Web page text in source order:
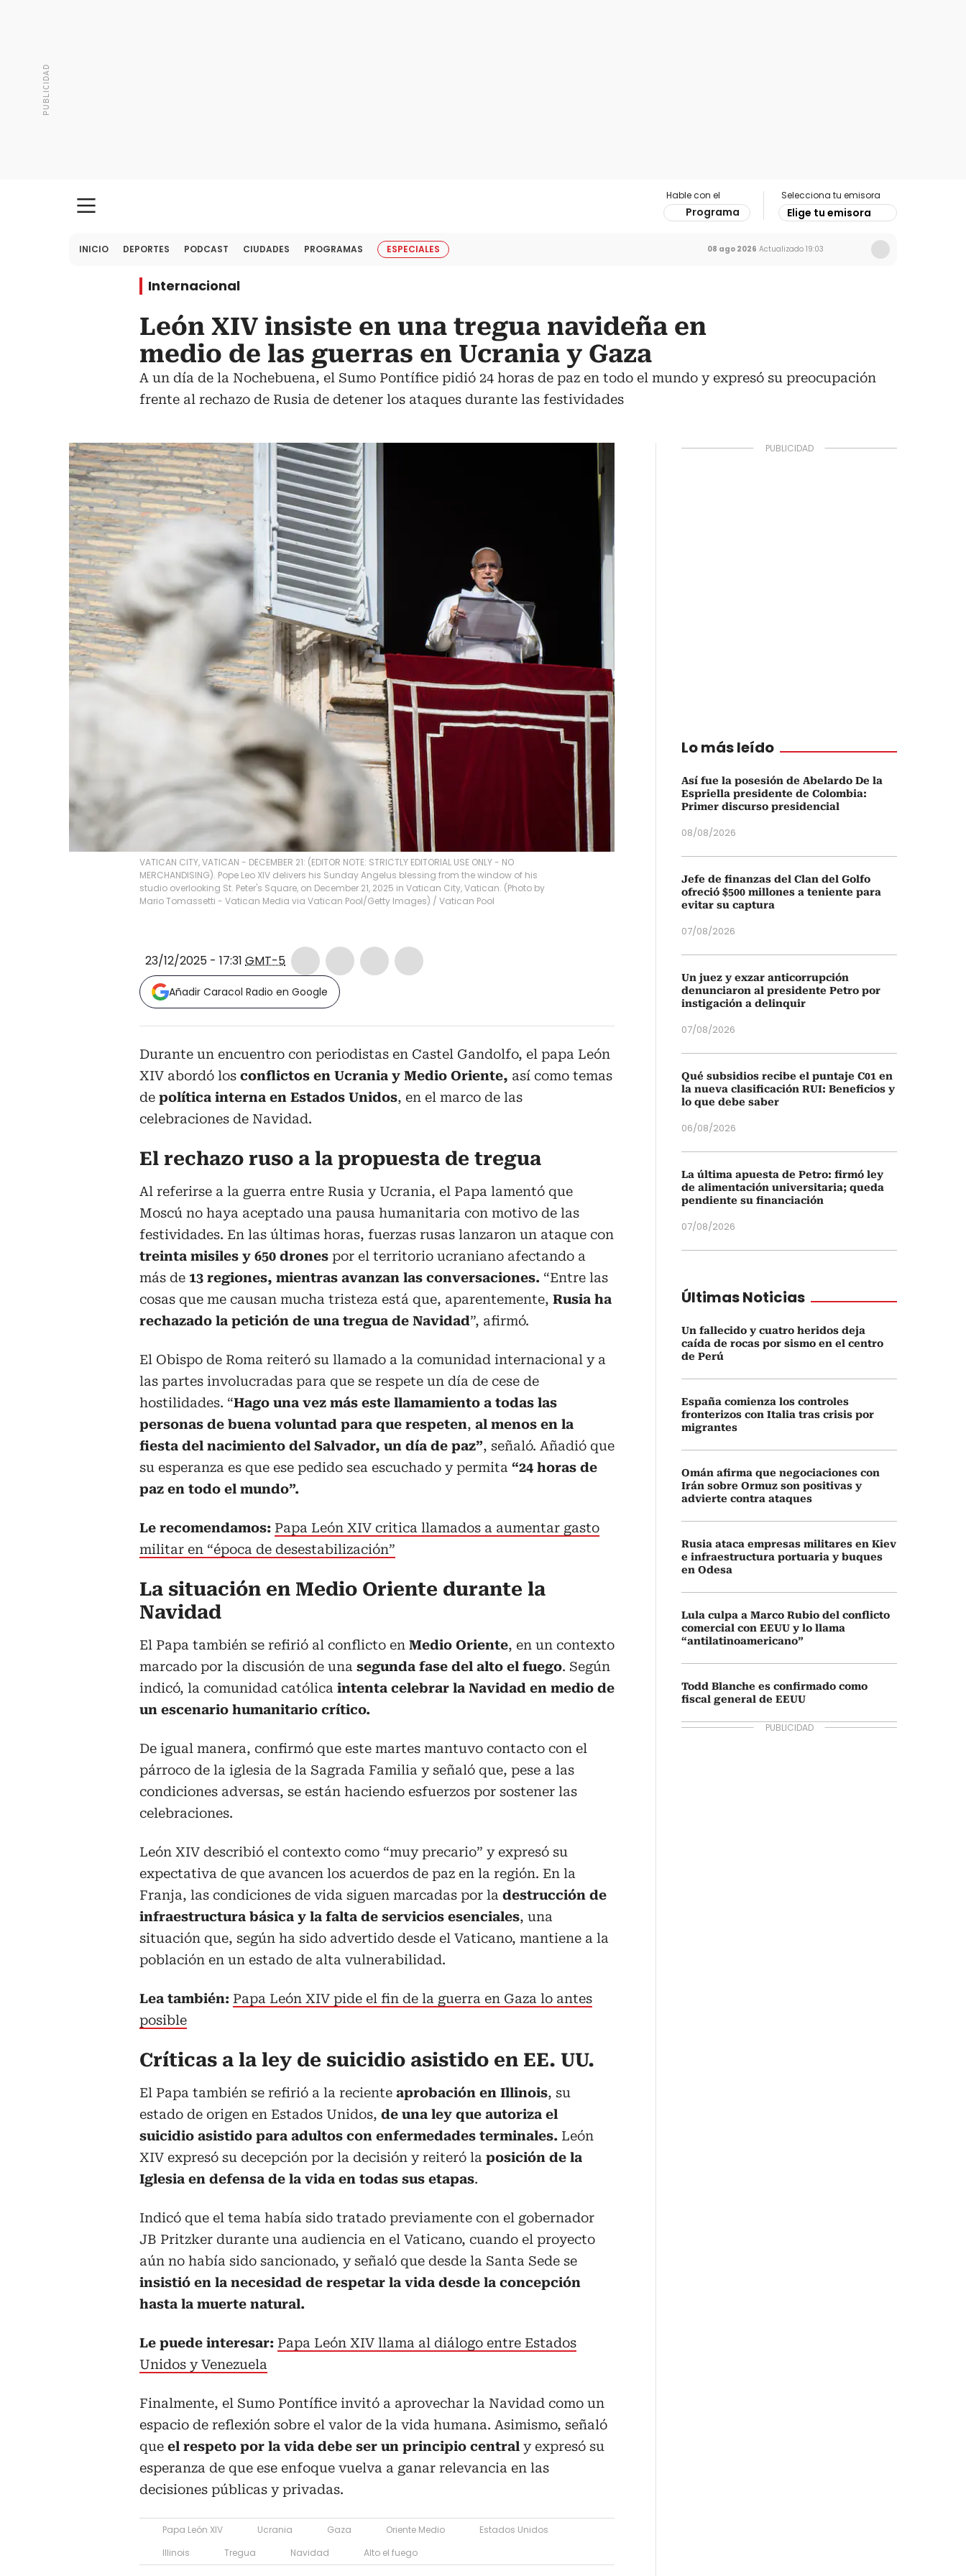
Hable con el
Programa
Selecciona tu emisora
Elige tu emisora
INICIO DEPORTES PODCAST CIUDADES PROGRAMAS ESPECIALES 08 ago 2026 Actualizado 19:03
Internacional
León XIV insiste en una tregua navideña en
medio de las guerras en Ucrania y Gaza
A un día de la Nochebuena, el Sumo Pontífice pidió 24 horas de paz en todo el mundo y expresó su preocupación
frente al rechazo de Rusia de detener los ataques durante las festividades
VATICAN CITY, VATICAN - DECEMBER 21: (EDITOR NOTE: STRICTLY EDITORIAL USE ONLY - NO
MERCHANDISING). Pope Leo XIV delivers his Sunday Angelus blessing from the window of his
studio overlooking St. Peter's Square, on December 21, 2025 in Vatican City, Vatican. (Photo by
Mario Tomassetti - Vatican Media via Vatican Pool/Getty Images) / Vatican Pool
23/12/2025 - 17:31 GMT-5
Añadir Caracol Radio en Google
Durante un encuentro con periodistas en Castel Gandolfo, el papa León
XIV abordó los conflictos en Ucrania y Medio Oriente, así como temas
de política interna en Estados Unidos, en el marco de las
celebraciones de Navidad.
El rechazo ruso a la propuesta de tregua
Al referirse a la guerra entre Rusia y Ucrania, el Papa lamentó que
Moscú no haya aceptado una pausa humanitaria con motivo de las
festividades. En las últimas horas, fuerzas rusas lanzaron un ataque con
treinta misiles y 650 drones por el territorio ucraniano afectando a
más de 13 regiones, mientras avanzan las conversaciones. “Entre las
cosas que me causan mucha tristeza está que, aparentemente, Rusia ha
rechazado la petición de una tregua de Navidad”, afirmó.
El Obispo de Roma reiteró su llamado a la comunidad internacional y a
las partes involucradas para que se respete un día de cese de
hostilidades. “Hago una vez más este llamamiento a todas las
personas de buena voluntad para que respeten, al menos en la
fiesta del nacimiento del Salvador, un día de paz”, señaló. Añadió que
su esperanza es que ese pedido sea escuchado y permita “24 horas de
paz en todo el mundo”.
Le recomendamos: Papa León XIV critica llamados a aumentar gasto
militar en “época de desestabilización”
La situación en Medio Oriente durante la
Navidad
El Papa también se refirió al conflicto en Medio Oriente, en un contexto
marcado por la discusión de una segunda fase del alto el fuego. Según
indicó, la comunidad católica intenta celebrar la Navidad en medio de
un escenario humanitario crítico.
De igual manera, confirmó que este martes mantuvo contacto con el
párroco de la iglesia de la Sagrada Familia y señaló que, pese a las
condiciones adversas, se están haciendo esfuerzos por sostener las
celebraciones.
León XIV describió el contexto como “muy precario” y expresó su
expectativa de que avancen los acuerdos de paz en la región. En la
Franja, las condiciones de vida siguen marcadas por la destrucción de
infraestructura básica y la falta de servicios esenciales, una
situación que, según ha sido advertido desde el Vaticano, mantiene a la
población en un estado de alta vulnerabilidad.
Lea también: Papa León XIV pide el fin de la guerra en Gaza lo antes
posible
Críticas a la ley de suicidio asistido en EE. UU.
El Papa también se refirió a la reciente aprobación en Illinois, su
estado de origen en Estados Unidos, de una ley que autoriza el
suicidio asistido para adultos con enfermedades terminales. León
XIV expresó su decepción por la decisión y reiteró la posición de la
Iglesia en defensa de la vida en todas sus etapas.
Indicó que el tema había sido tratado previamente con el gobernador
JB Pritzker durante una audiencia en el Vaticano, cuando el proyecto
aún no había sido sancionado, y señaló que desde la Santa Sede se
insistió en la necesidad de respetar la vida desde la concepción
hasta la muerte natural.
Le puede interesar: Papa León XIV llama al diálogo entre Estados
Unidos y Venezuela
Finalmente, el Sumo Pontífice invitó a aprovechar la Navidad como un
espacio de reflexión sobre el valor de la vida humana. Asimismo, señaló
que el respeto por la vida debe ser un principio central y expresó su
esperanza de que ese enfoque vuelva a ganar relevancia en las
decisiones públicas y privadas.
Papa León XIV Ucrania Gaza Oriente Medio
Estados Unidos
Illinois
Tregua Navidad Alto el fuego
Lo más leído
Así fue la posesión de Abelardo De la
Espriella presidente de Colombia:
Primer discurso presidencial
08/08/2026
Jefe de finanzas del Clan del Golfo
ofreció $500 millones a teniente para
evitar su captura
07/08/2026
Un juez y exzar anticorrupción
denunciaron al presidente Petro por
instigación a delinquir
07/08/2026
Qué subsidios recibe el puntaje C01 en
la nueva clasificación RUI: Beneficios y
lo que debe saber
06/08/2026
La última apuesta de Petro: firmó ley
de alimentación universitaria; queda
pendiente su financiación
07/08/2026
Últimas Noticias
Un fallecido y cuatro heridos deja
caída de rocas por sismo en el centro
de Perú
España comienza los controles
fronterizos con Italia tras crisis por
migrantes
Omán afirma que negociaciones con
Irán sobre Ormuz son positivas y
advierte contra ataques
Rusia ataca empresas militares en Kiev
e infraestructura portuaria y buques
en Odesa
Lula culpa a Marco Rubio del conflicto
comercial con EEUU y lo llama
“antilatinoamericano”
Todd Blanche es confirmado como
fiscal general de EEUU